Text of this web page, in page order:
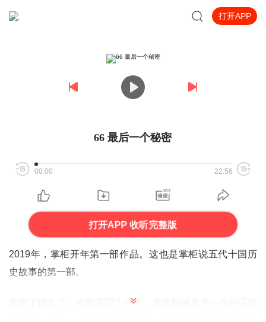
打开APP
66 最后一个秘密
00:00 22:56
打开APP 收听完整版
2019年，掌柜开年第一部作品。这也是掌柜说五代十国历
史故事的第一部。
我想了很久了，给朱温写个评语，竟然翻遍史书一句好话都